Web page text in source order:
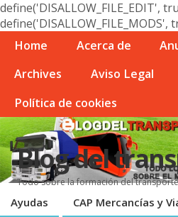
define('DISALLOW_FILE_EDIT',
define('DISALLOW_FILE_MODS',
Home
Acerca de
Archives
Aviso Legal
Polí­tica de cookies
Blog del
Todo sobre la formación del transporte
Ayudas CAP Mercancí­as y